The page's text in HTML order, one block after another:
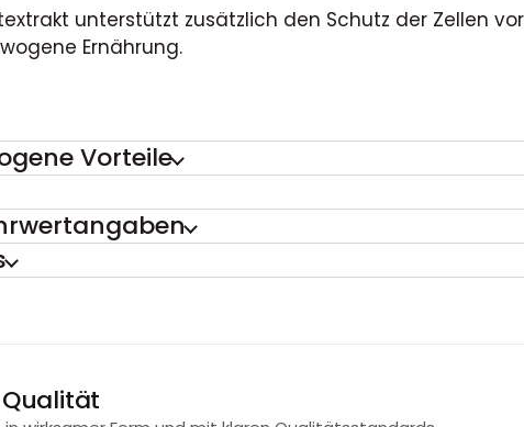
unterstützt zusätzlich den Schutz der Zellen
Ernährung.
Vorteile